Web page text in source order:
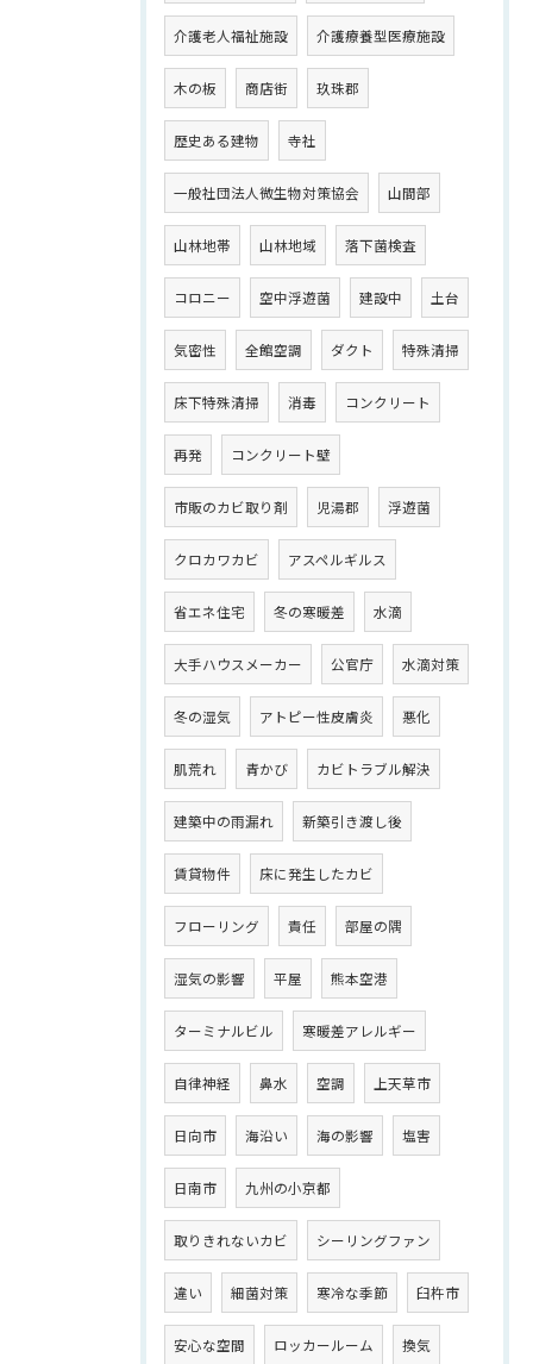
介護老人福祉施設 介護療養型医療施設
木の板 商店街 玖珠郡
歴史ある建物 寺社
一般社団法人微生物対策協会 山間部
山林地帯 山林地域 落下菌検査
コロニー 空中浮遊菌 建設中 土台
気密性 全館空調 ダクト 特殊清掃
床下特殊清掃 消毒 コンクリート
再発 コンクリート壁
市販のカビ取り剤 児湯郡 浮遊菌
クロカワカビ アスペルギルス
省エネ住宅 冬の寒暖差 水滴
大手ハウスメーカー 公官庁 水滴対策
冬の湿気 アトピー性皮膚炎 悪化
肌荒れ 青かび カビトラブル解決
建築中の雨漏れ 新築引き渡し後
賃貸物件 床に発生したカビ
フローリング 責任 部屋の隅
湿気の影響 平屋 熊本空港
ターミナルビル 寒暖差アレルギー
自律神経 鼻水 空調 上天草市
日向市 海沿い 海の影響 塩害
日南市 九州の小京都
取りきれないカビ シーリングファン
違い 細菌対策 寒冷な季節 臼杵市
安心な空間 ロッカールーム 換気